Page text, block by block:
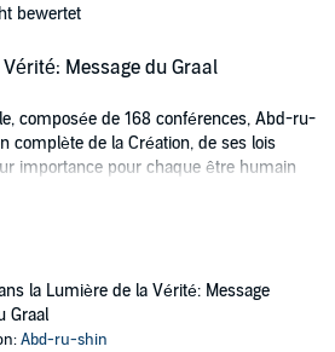
bewertet
Message du Graal
composée de 168 conférences, Abd-ru-
complète de la Création, de ses lois
importance pour chaque être humain
la vie. Cette œuvre nous fait comprendre
a puisé en lui-même le savoir
les lacunes qui, dans les âmes
restées sans réponse jusqu'à
la Lumière de la Vérité: Message
Graal
Abd-ru-shin